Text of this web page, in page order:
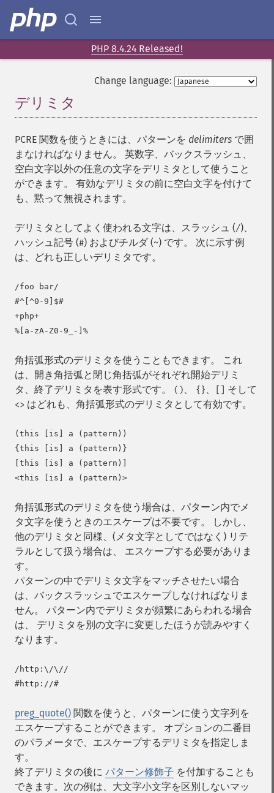
PHP 8.4.24 Released!
Change language:
デリミタ
PCRE 関数を使うときには、パターンを delimiters で囲
まなければなりません。 英数字、バックスラッシュ、
空白文字以外の任意の文字をデリミタとして使うこと
ができます。 有効なデリミタの前に空白文字を付けて
も、黙って無視されます。
デリミタとしてよく使われる文字は、スラッシュ (/)、
ハッシュ記号 (#) およびチルダ (~) です。 次に示す例
は、どれも正しいデリミタです。
/foo bar/
#^[^0-9]$#
+php+
角括弧形式のデリミタを使うこともできます。 これ
は、開き角括弧と閉じ角括弧がそれぞれ開始デリミ
タ、終了デリミタを表す形式です。
()、 {}、 そして
<> はどれも、角括弧形式のデリミタとして有効です。
(this [is] a (pattern))
{this [is] a (pattern)}
[this [is] a (pattern)]
角括弧形式のデリミタを使う場合は、パターン内でメ
タ文字を使うときのエスケープは不要です。 しかし、
他のデリミタと同様、(メタ文字としてではなく) リテ
ラルとして扱う場合は、 エスケープする必要がありま
す。
パターンの中でデリミタ文字をマッチさせたい場合
は、バックスラッシュでエスケープしなければなりま
せん。 パターン内でデリミタが頻繁にあらわれる場合
は、 デリミタを別の文字に変更したほうが読みやすく
なります。
/http:\/\//
preg_quote() 関数を使うと、パターンに使う文字列を
エスケープすることができます。 オプションの二番目
のパラメータで、エスケープするデリミタを指定しま
す。
終了デリミタの後に パターン修飾子 を付加することも
できます。次の例は、大文字小文字を区別しないマッ